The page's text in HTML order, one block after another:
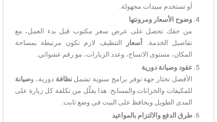
أو تستخدم مبيدات مجهولة.
وضوح الأسعار ومرونتها
من حقك تحصل على عرض سعر مكتوب قبل بدء العمل، مع
تفاصيل الخدمة. أسعار
التنظيف لازم تكون مرتبطة بمساحة
المكان، مستوى الاتساخ، وعدد الزيارات، مو رقم عشوائي.
عقود وصيانة دورية
الأفضل تختار جهة توفر برامج سنوية تشملنظافة دورية، وصيانة
للمكيفات والخزانات والمسابح. هذا يقلّل من تكلفة كل زيارة على
المدى الطويل ويحافظ على البيت في وضع ثابت.
طرق الدفع والالتزام بالمواعيد